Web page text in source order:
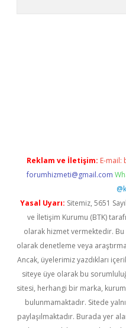
Reklam ve İletişim: E-mail:
forumhizmeti@gmail.com
Yasal Uyarı: Sitemiz, 5651
ve İletişim Kurumu (BTK)
olarak hizmet vermektedir.
olarak denetleme veya
Ancak, üyelerimiz yazdıkları
siteye üye olarak bu
sitesi, herhangi bir marka,
bulunmamaktadır. Sitede
paylaşılmaktadır. Burada yer